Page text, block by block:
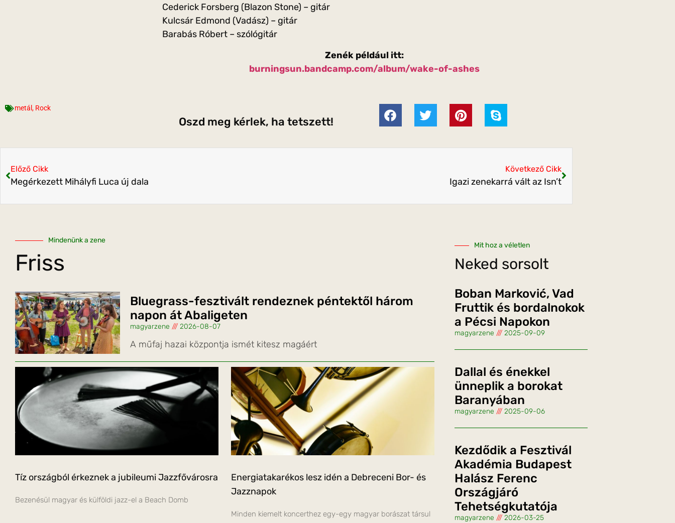
Cederick Forsberg (Blazon Stone) – gitár
Kulcsár Edmond (Vadász) – gitár
Barabás Róbert – szólógitár
Zenék például itt:
burningsun.bandcamp.com/album/wake-of-ashes
metál , Rock
Oszd meg kérlek, ha tetszett!
Előző Cikk
Megérkezett Mihályfi Luca új dala
Következő Cikk
Igazi zenekarrá vált az Isn’t
Mindenünk a zene
Friss
Bluegrass-fesztivált rendeznek péntektől három
napon át Abaligeten
magyarzene 2026-08-07
A műfaj hazai központja ismét kitesz magáért
Tíz országból érkeznek a jubileumi Jazzfővárosra
Bezenésül magyar és külföldi jazz-el a Beach Domb
Energiatakarékos lesz idén a Debreceni Bor- és
Jazznapok
Minden kiemelt koncerthez egy-egy magyar borászat társul
Mit hoz a véletlen
Neked sorsolt
Boban Marković, Vad
Fruttik és bordalnokok
a Pécsi Napokon
magyarzene 2025-09-09
Dallal és énekkel
ünneplik a borokat
Baranyában
magyarzene 2025-09-06
Kezdődik a Fesztivál
Akadémia Budapest
Halász Ferenc
Országjáró
Tehetségkutatója
magyarzene 2026-03-25